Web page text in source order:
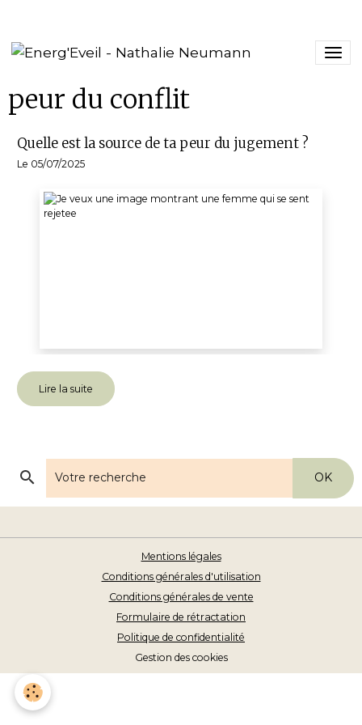
peur du conflit
Quelle est la source de ta peur du jugement ?
Le 05/07/2025
Lire la suite
OK
Mentions légales
Conditions générales d'utilisation
Conditions générales de vente
Formulaire de rétractation
Politique de confidentialité
Gestion des cookies